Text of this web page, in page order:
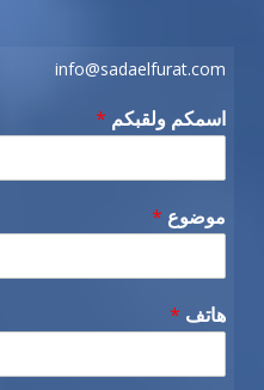
info@sadaelfurat.com
اسمكم ولقبكم *
موضوع *
هاتف *